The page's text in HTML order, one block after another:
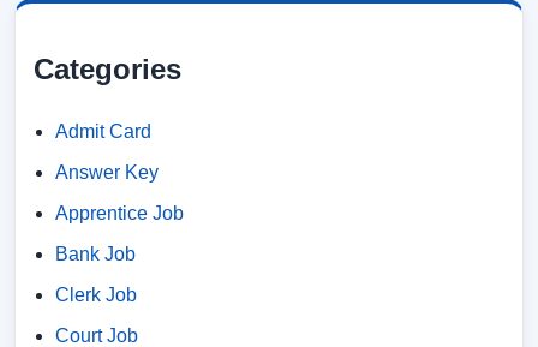
Categories
Admit Card
Answer Key
Apprentice Job
Bank Job
Clerk Job
Court Job